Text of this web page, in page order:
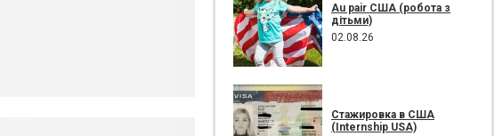
Au pair США (робота з
дітьми)
02.08.26
Стажировка в США
(Internship USA)